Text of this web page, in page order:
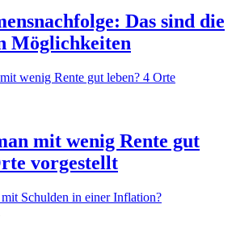
Das sind die
Möglichkeiten
mit wenig Rente gut
vorgestellt